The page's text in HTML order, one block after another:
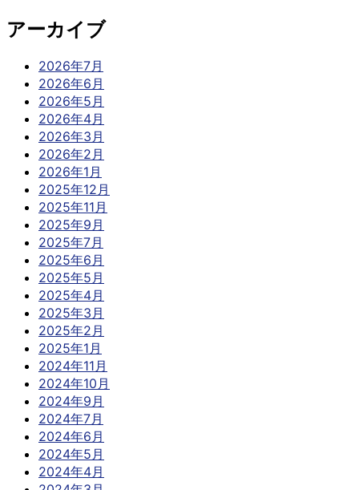
アーカイブ
2026年7月
2026年6月
2026年5月
2026年4月
2026年3月
2026年2月
2026年1月
2025年12月
2025年11月
2025年9月
2025年7月
2025年6月
2025年5月
2025年4月
2025年3月
2025年2月
2025年1月
2024年11月
2024年10月
2024年9月
2024年7月
2024年6月
2024年5月
2024年4月